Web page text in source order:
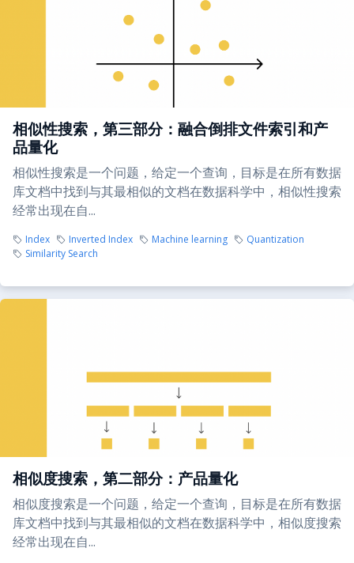
相似性搜索，第三部分：融合倒排文件索引和产
品量化
相似性搜索是一个问题，给定一个查询，目标是在所有数据
库文档中找到与其最相似的文档在数据科学中，相似性搜索
经常出现在自...
Index Inverted Index Machine learning
Quantization
Similarity Search
相似度搜索，第二部分：产品量化
相似度搜索是一个问题，给定一个查询，目标是在所有数据
库文档中找到与其最相似的文档在数据科学中，相似度搜索
经常出现在自...